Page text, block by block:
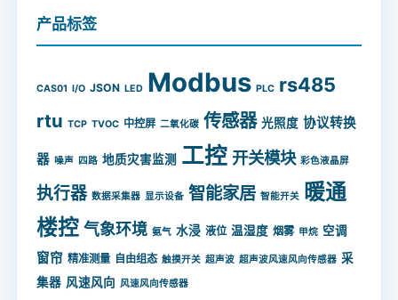
产品标签
CAS01 I/O JSON LED Modbus PLC rs485
rtu TCP TVOC 中控屏 二氧化碳 传感器 光照度 协议转换
器 噪声 四路 地质灾害监测 工控 开关模块 彩色液晶屏
执行器 数据采集器 显示设备 智能家居 智能开关 暖通
楼控 气象环境 氨气 水浸 液位 温湿度 烟雾 甲烷 空调
窗帘 精准测量 自由组态 触摸开关 超声波 超声波风速风向传感器 采
集器 风速风向 风速风向传感器